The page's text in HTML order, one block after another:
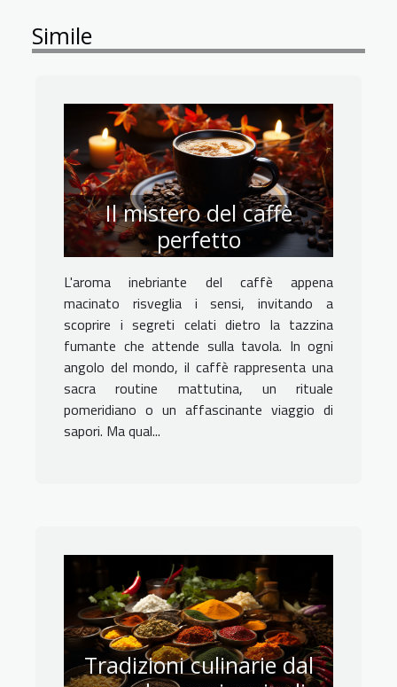
Simile
Il mistero del caffè
perfetto
L'aroma inebriante del caffè appena
macinato risveglia i sensi, invitando a
scoprire i segreti celati dietro la tazzina
fumante che attende sulla tavola. In ogni
angolo del mondo, il caffè rappresenta una
sacra routine mattutina, un rituale
pomeridiano o un affascinante viaggio di
sapori. Ma qual...
Tradizioni culinarie dal